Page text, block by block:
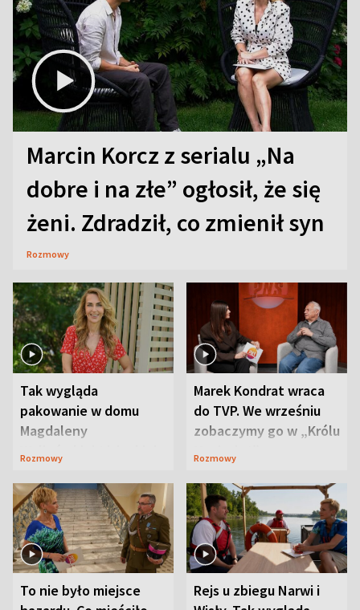
Marcin Korcz z serialu „Na
dobre i na złe” ogłosił, że się
żeni. Zdradził, co zmienił syn
Rozmowy
Tak wygląda
pakowanie w domu
Magdaleny
Waligórskiej-Lisieckiej.
Rozmowy
Marek Kondrat wraca
do TVP. We wrześniu
zobaczymy go w „Królu
Maciusiu I”
Rozmowy
To nie było miejsce
Rejs u zbiegu Narwi i